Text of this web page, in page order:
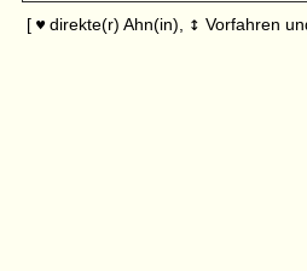
[ ♥ direkte(r) Ahn(in), ↕ Vorfahren